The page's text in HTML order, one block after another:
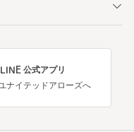
公式アプリ
ナイテッドアローズへ